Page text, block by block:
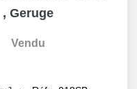
, Geruge
Vendu